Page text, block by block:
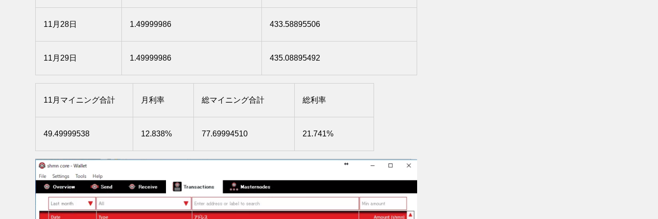
11月28日 1.49999986 433.58895506
11月29日 1.49999986 435.08895492
11月マイニング合計 月利率 総マイニング合計 総利率
49.49999538 12.838% 77.69994510 21.741%